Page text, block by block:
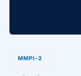
MMPI-2